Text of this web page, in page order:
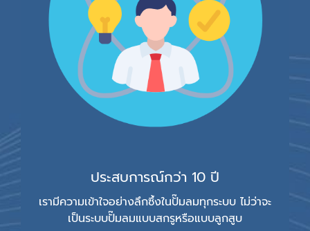
ประสบการณ์กว่า 10 ปี
เรามีความเข้าใจอย่างลึกซึ้งในปั๊มลมทุกระบบ ไม่ว่าจะ
เป็นระบบปั๊มลมแบบสกรูหรือแบบลูกสูบ